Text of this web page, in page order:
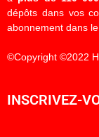
dépôts dans vos
abonnement dans
©Copyright ©2022
INSCRIVEZ-